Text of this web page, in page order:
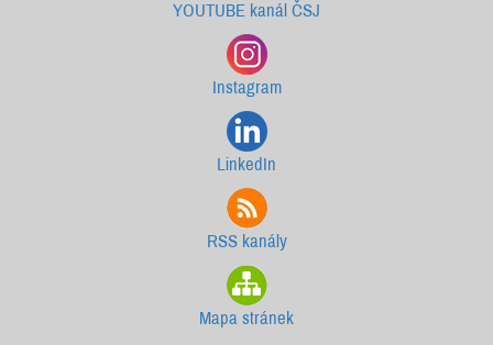
YOUTUBE kanál ČSJ
Instagram
LinkedIn
RSS kanály
Mapa stránek